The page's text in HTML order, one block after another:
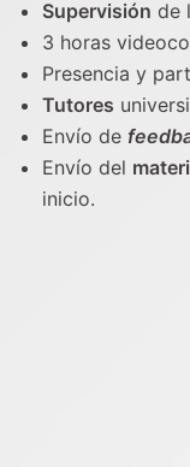
Supervisión de
3 horas
Presencia y
Tutores
Envío de
Envío del
inicio.